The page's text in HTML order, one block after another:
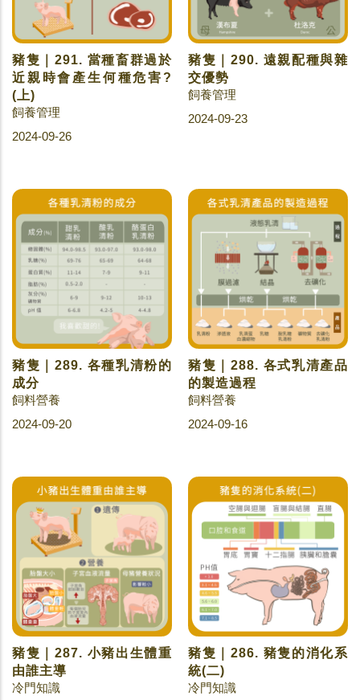
豬隻｜291. 當種畜群過於
近親時會產生何種危害?
(上)
飼養管理
2024-09-26
豬隻｜290. 遠親配種與雜
交優勢
飼養管理
2024-09-23
豬隻｜289. 各種乳清粉的
成分
飼料營養
2024-09-20
豬隻｜288. 各式乳清產品
的製造過程
飼料營養
2024-09-16
豬隻｜287. 小豬出生體重
由誰主導
冷門知識
豬隻｜286. 豬隻的消化系
統(二)
冷門知識